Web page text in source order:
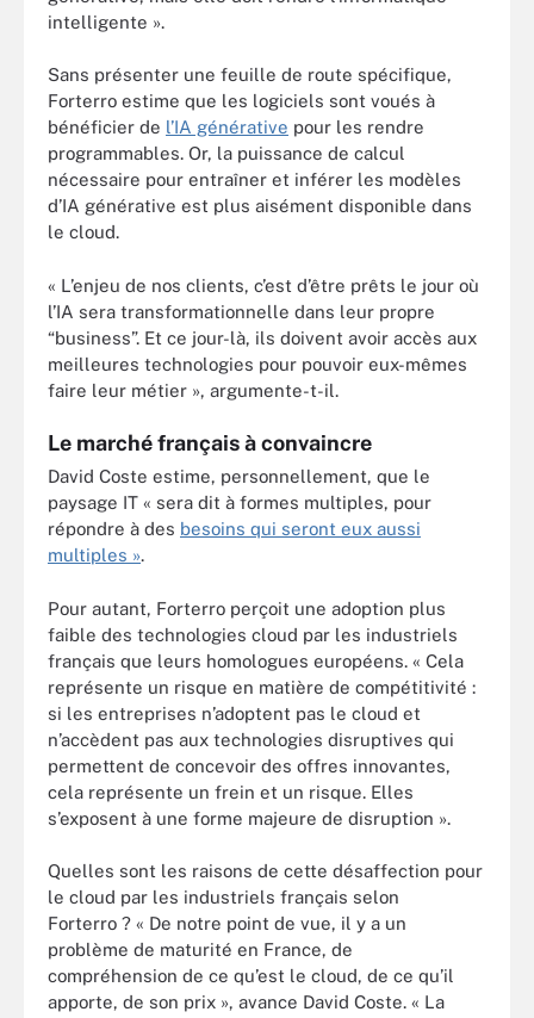
intelligente ».
Sans présenter une feuille de route spécifique,
Forterro estime que les logiciels sont voués à
bénéficier de l’IA générative pour les rendre
programmables. Or, la puissance de calcul
nécessaire pour entraîner et inférer les modèles
d’IA générative est plus aisément disponible dans
le cloud.
« L’enjeu de nos clients, c’est d’être prêts le jour où
l’IA sera transformationnelle dans leur propre
“business”. Et ce jour-là, ils doivent avoir accès aux
meilleures technologies pour pouvoir eux-mêmes
faire leur métier », argumente-t-il.
Le marché français à convaincre
David Coste estime, personnellement, que le
paysage IT « sera dit à formes multiples, pour
répondre à des besoins qui seront eux aussi
multiples ».
Pour autant, Forterro perçoit une adoption plus
faible des technologies cloud par les industriels
français que leurs homologues européens. « Cela
représente un risque en matière de compétitivité :
si les entreprises n’adoptent pas le cloud et
n’accèdent pas aux technologies disruptives qui
permettent de concevoir des offres innovantes,
cela représente un frein et un risque. Elles
s’exposent à une forme majeure de disruption ».
Quelles sont les raisons de cette désaffection pour
le cloud par les industriels français selon
Forterro ? « De notre point de vue, il y a un
problème de maturité en France, de
compréhension de ce qu’est le cloud, de ce qu’il
apporte, de son prix », avance David Coste. « La